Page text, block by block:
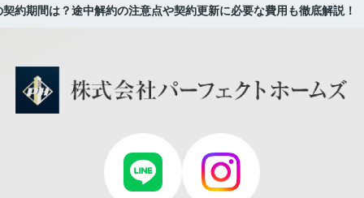
約期間は？途中解約の注意点や契約更新に必要な費用も徹底解説！